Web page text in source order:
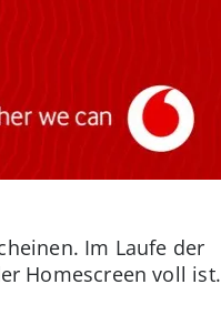
Im Laufe der
Homescreen voll ist.